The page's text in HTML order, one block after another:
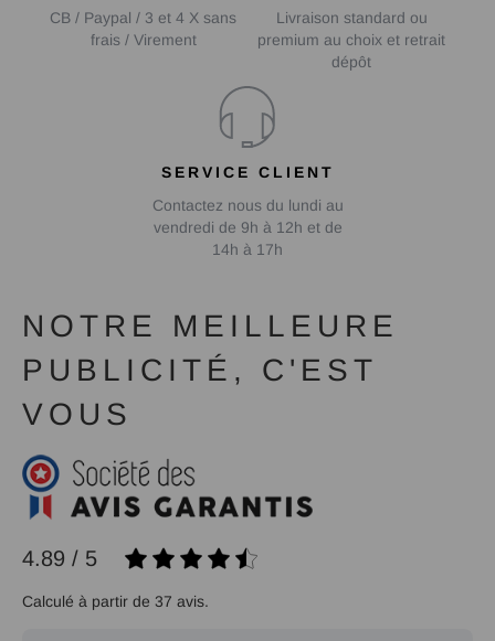
CB / Paypal / 3 et 4 X sans
frais / Virement
Livraison standard ou
premium au choix et retrait
dépôt
SERVICE CLIENT
Contactez nous du lundi au
vendredi de 9h à 12h et de
14h à 17h
NOTRE MEILLEURE
PUBLICITÉ, C'EST
VOUS
4.89 / 5
Calculé à partir de 37 avis.